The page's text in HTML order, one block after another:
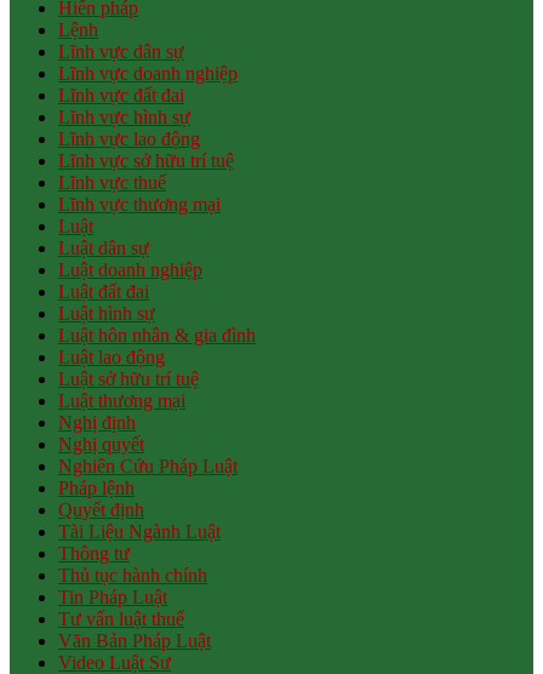
Hiến pháp
Lệnh
Lĩnh vực dân sự
Lĩnh vực doanh nghiệp
Lĩnh vực đất đai
Lĩnh vực hình sự
Lĩnh vực lao động
Lĩnh vực sở hữu trí tuệ
Lĩnh vực thuế
Lĩnh vực thương mại
Luật
Luật dân sự
Luật doanh nghiệp
Luật đất đai
Luật hình sự
Luật hôn nhân & gia đình
Luật lao động
Luật sở hữu trí tuệ
Luật thương mại
Nghị định
Nghị quyết
Nghiên Cứu Pháp Luật
Pháp lệnh
Quyết định
Tài Liệu Ngành Luật
Thông tư
Thủ tục hành chính
Tin Pháp Luật
Tư vấn luật thuế
Văn Bản Pháp Luật
Video Luật Sư